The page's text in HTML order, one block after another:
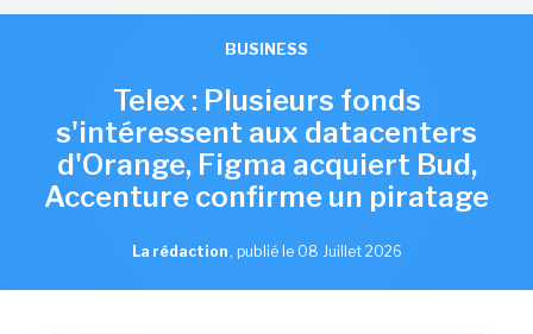
BUSINESS
Telex : Plusieurs fonds
s'intéressent aux datacenters
d'Orange, Figma acquiert Bud,
Accenture confirme un piratage
La rédaction , publié le 08 Juillet 2026